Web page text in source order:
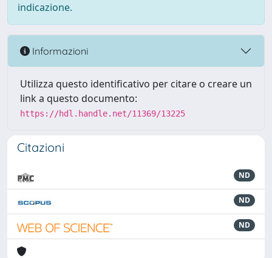
indicazione.
Informazioni
Utilizza questo identificativo per citare o creare un
link a questo documento:
https://hdl.handle.net/11369/13225
Citazioni
ND
ND
ND